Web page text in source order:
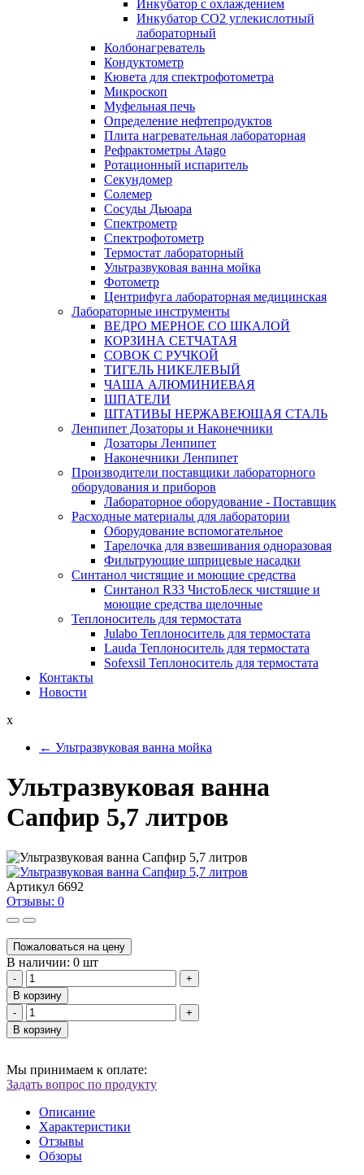
Инкубатор с охлаждением
Инкубатор СО2 углекислотный
лабораторный
Колбонагреватель
Кондуктометр
Кювета для спектрофотометра
Микроскоп
Муфельная печь
Определение нефтепродуктов
Плита нагревательная лабораторная
Рефрактометры Atago
Ротационный испаритель
Секундомер
Солемер
Сосуды Дьюара
Спектрометр
Спектрофотометр
Термостат лабораторный
Ультразвуковая ванна мойка
Фотометр
Центрифуга лабораторная медицинская
Лабораторные инструменты
ВЕДРО МЕРНОЕ СО ШКАЛОЙ
КОРЗИНА СЕТЧАТАЯ
СОВОК С РУЧКОЙ
ТИГЕЛЬ НИКЕЛЕВЫЙ
ЧАША АЛЮМИНИЕВАЯ
ШПАТЕЛИ
ШТАТИВЫ НЕРЖАВЕЮЩАЯ СТАЛЬ
Ленпипет Дозаторы и Наконечники
Дозаторы Ленпипет
Наконечники Ленпипет
Производители поставщики лабораторного
оборудования и приборов
Лабораторное оборудование - Поставщик
Расходные материалы для лаборатории
Оборудование вспомогательное
Тарелочка для взвешивания одноразовая
Фильтрующие шприцевые насадки
Синтанол чистящие и моющие средства
Синтанол R33 ЧистоБлеск чистящие и
моющие средства щелочные
Теплоноситель для термостата
Julabo Теплоноситель для термостата
Lauda Теплоноситель для термостата
Sofexsil Теплоноситель для термостата
Контакты
Новости
x
← Ультразвуковая ванна мойка
Ультразвуковая ванна
Сапфир 5,7 литров
Артикул 6692
Отзывы: 0
Пожаловаться на цену
В наличии: 0 шт
-
+
В корзину
-
+
В корзину
Мы принимаем к оплате:
Задать вопрос по продукту
Описание
Характеристики
Отзывы
Обзоры